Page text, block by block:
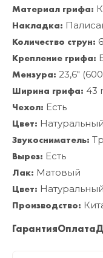
Материал грифа:
Накладка:
Количество струн: 6
Крепление грифа:
Мензура: 23,6"
Ширина грифа: 43
Чехол: Есть
Цвет: Натуральный
Звукосниматель:
Вырез: Есть
Лак: Матовый
Цвет: Натуральный
Производство:
ГарантияОплата